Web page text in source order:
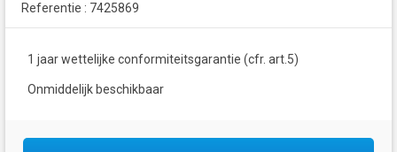
Referentie : 7425869
1 jaar wettelijke conformiteitsgarantie (cfr. art.5)
Onmiddelijk beschikbaar